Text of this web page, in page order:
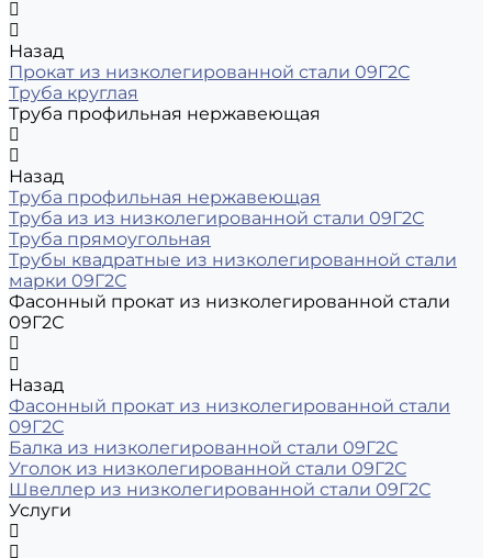
Назад
Прокат из низколегированной стали 09Г2С
Труба круглая
Труба профильная нержавеющая
Назад
Труба профильная нержавеющая
Труба из из низколегированной стали 09Г2С
Труба прямоугольная
Трубы квадратные из низколегированной стали
марки 09Г2С
Фасонный прокат из низколегированной стали
09Г2С
Назад
Фасонный прокат из низколегированной стали
09Г2С
Балка из низколегированной стали 09Г2С
Уголок из низколегированной стали 09Г2С
Швеллер из низколегированной стали 09Г2С
Услуги